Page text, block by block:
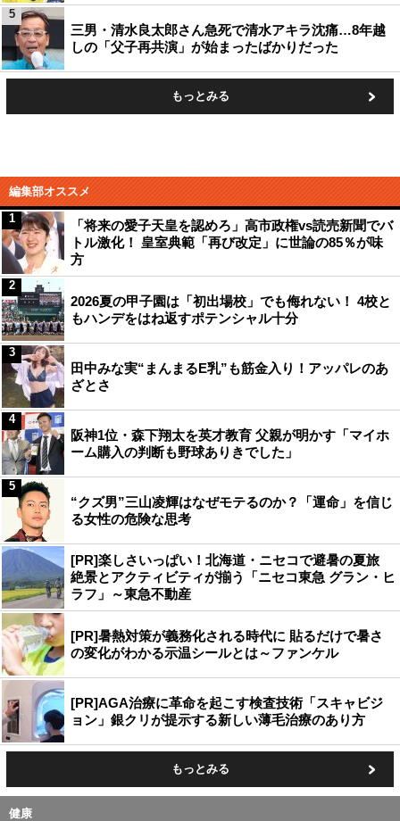
三男・清水良太郎さん急死で清水アキラ沈痛…8年越
しの「父子再共演」が始まったばかりだった
5
もっとみる
編集部オススメ
「将来の愛子天皇を認めろ」高市政権vs読売新聞でバ
トル激化！ 皇室典範「再び改定」に世論の85％が味
方
1
2026夏の甲子園は「初出場校」でも侮れない！ 4校と
もハンデをはね返すポテンシャル十分
2
田中みな実“まんまるE乳”も筋金入り！アッパレのあ
ざとさ
3
阪神1位・森下翔太を英才教育 父親が明かす「マイホ
ーム購入の判断も野球ありきでした」
4
“クズ男”三山凌輝はなぜモテるのか？「運命」を信じ
る女性の危険な思考
5
[PR]楽しさいっぱい！北海道・ニセコで避暑の夏旅
絶景とアクティビティが揃う「ニセコ東急 グラン・ヒ
ラフ」～東急不動産
[PR]暑熱対策が義務化される時代に 貼るだけで暑さ
の変化がわかる示温シールとは～ファンケル
[PR]AGA治療に革命を起こす検査技術「スキャビジ
ョン」銀クリが提示する新しい薄毛治療のあり方
もっとみる
健康